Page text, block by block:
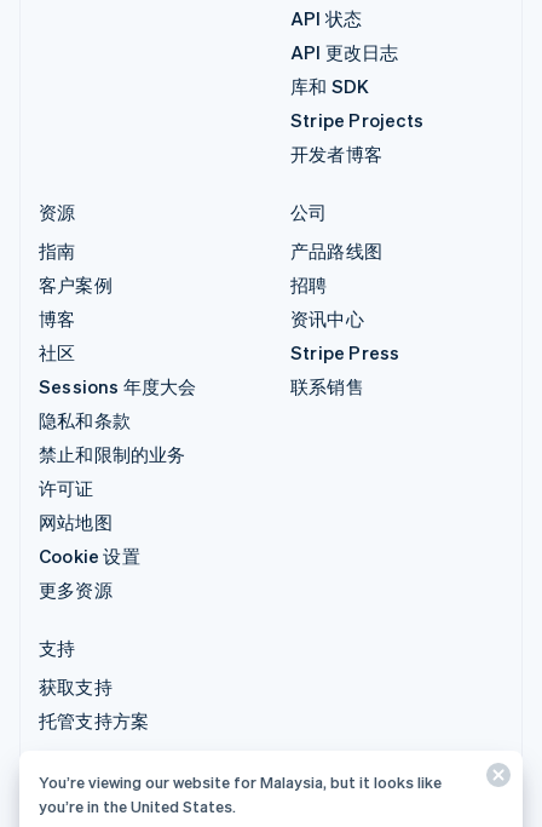
API 状态
API 更改日志
库和 SDK
Stripe Projects
开发者博客
资源
指南
客户案例
博客
社区
Sessions 年度大会
隐私和条款
禁止和限制的业务
许可证
网站地图
Cookie 设置
更多资源
公司
产品路线图
招聘
资讯中心
Stripe Press
联系销售
支持
获取支持
托管支持方案
© 2026 Stripe, LLC
You’re viewing our website for Malaysia, but it looks like
you’re in the United States.